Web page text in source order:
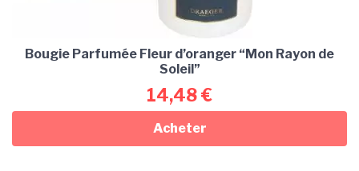
Bougie Parfumée Fleur d’oranger “Mon Rayon de
Soleil”
14,48€
Acheter